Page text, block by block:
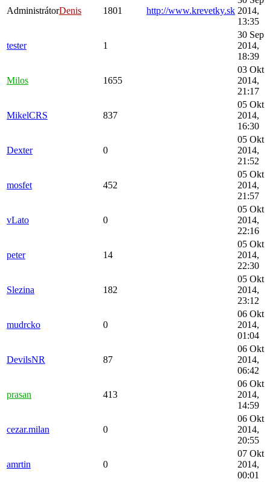
AdministrátorDenis 1801 http://www.krevetky.sk 2014,
13:35
tester 1
30 Sep
2014,
18:39
Milos 1655
03 Okt
2014,
21:17
MikelCRS 837
05 Okt
2014,
16:30
Dexter 0
05 Okt
2014,
21:52
mosfet 452
05 Okt
2014,
21:57
vLato 0
05 Okt
2014,
22:16
peter 14
05 Okt
2014,
22:30
Slezina 182
05 Okt
2014,
23:12
mudrcko 0
06 Okt
2014,
01:04
DevilsNR 87
06 Okt
2014,
06:42
prasan 413
06 Okt
2014,
14:59
cezar.milan 0
06 Okt
2014,
20:55
amrtin 0
07 Okt
2014,
00:01